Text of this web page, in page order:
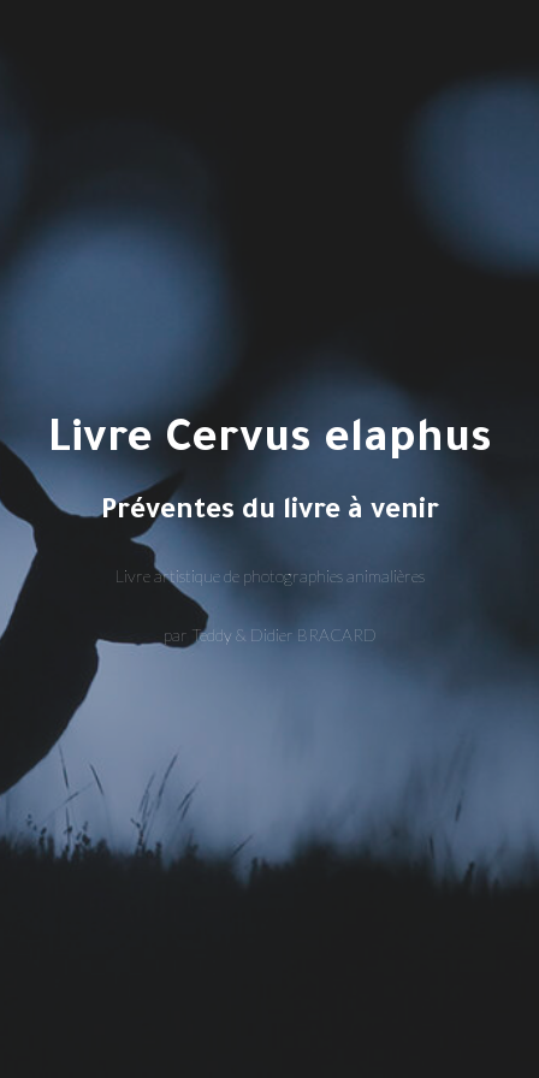
Livre Cervus elaphus
Préventes du livre à venir
Livre artistique de photographies animalières
par Teddy & Didier BRACARD